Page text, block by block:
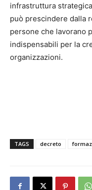
infrastruttura
può prescindere dalla
persone che lavorano
indispensabili per la
organizzazioni.
TAGS decreto